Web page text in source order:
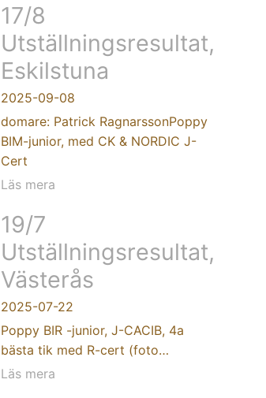
17/8
Utställningsresultat,
Eskilstuna
2025-09-08
domare: Patrick RagnarssonPoppy
BIM-junior, med CK & NORDIC J-
Cert
Läs mera
19/7
Utställningsresultat,
Västerås
2025-07-22
Poppy BIR -junior, J-CACIB, 4a
bästa tik med R-cert (foto…
Läs mera